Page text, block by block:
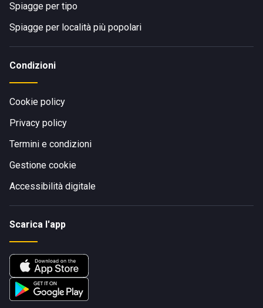
Spiagge per tipo
Spiagge per località più popolari
Condizioni
Cookie policy
Privacy policy
Termini e condizioni
Gestione cookie
Accessibilità digitale
Scarica l'app